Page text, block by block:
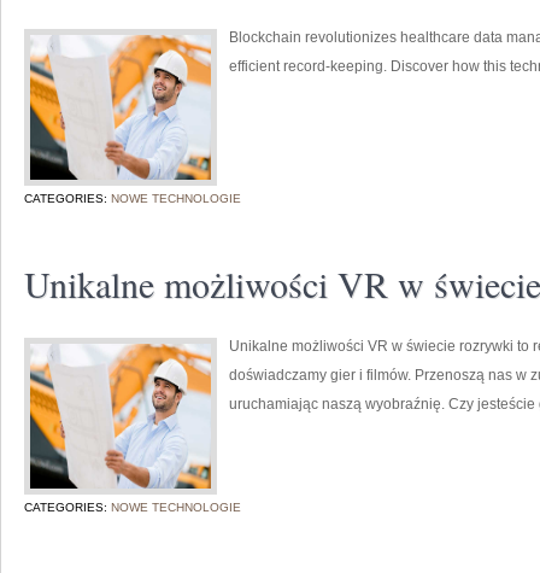
Blockchain revolutionizes healthcare data
efficient record-keeping. Discover how this
CATEGORIES: NOWE TECHNOLOGIE
Unikalne możliwości VR w
Unikalne możliwości VR w świecie rozrywki to
doświadczamy gier i filmów. Przenoszą nas w
uruchamiając naszą wyobraźnię. Czy
CATEGORIES: NOWE TECHNOLOGIE